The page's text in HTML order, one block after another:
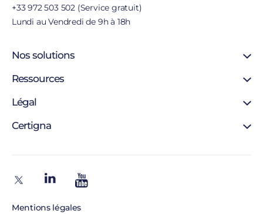
+33 972 503 502 (Service gratuit)
Lundi au Vendredi de 9h à 18h
Nos solutions
Signature en ligne
Certificat personne morale
Certigna Horodatage
Ressources
Support
Blog
Légal
Mentions légales
Autorités de certification
Politique de certification
Certigna
Recrutement
Mentions légales